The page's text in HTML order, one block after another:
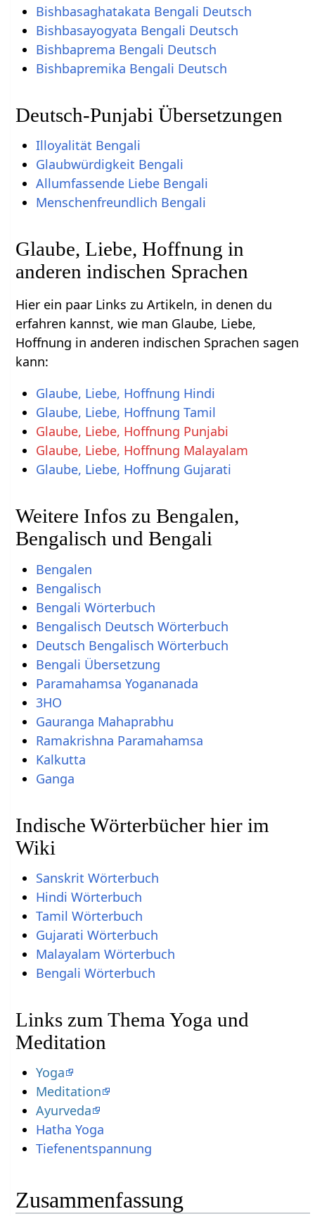
Bishbasaghatakata Bengali Deutsch
Bishbasayogyata Bengali Deutsch
Bishbaprema Bengali Deutsch
Bishbapremika Bengali Deutsch
Deutsch-Punjabi Übersetzungen
Illoyalität Bengali
Glaubwürdigkeit Bengali
Allumfassende Liebe Bengali
Menschenfreundlich Bengali
Glaube, Liebe, Hoffnung in
anderen indischen Sprachen
Hier ein paar Links zu Artikeln, in denen du
erfahren kannst, wie man Glaube, Liebe,
Hoffnung in anderen indischen Sprachen sagen
kann:
Glaube, Liebe, Hoffnung Hindi
Glaube, Liebe, Hoffnung Tamil
Glaube, Liebe, Hoffnung Punjabi
Glaube, Liebe, Hoffnung Malayalam
Glaube, Liebe, Hoffnung Gujarati
Weitere Infos zu Bengalen,
Bengalisch und Bengali
Bengalen
Bengalisch
Bengali Wörterbuch
Bengalisch Deutsch Wörterbuch
Deutsch Bengalisch Wörterbuch
Bengali Übersetzung
Paramahamsa Yogananada
3HO
Gauranga Mahaprabhu
Ramakrishna Paramahamsa
Kalkutta
Ganga
Indische Wörterbücher hier im
Wiki
Sanskrit Wörterbuch
Hindi Wörterbuch
Tamil Wörterbuch
Gujarati Wörterbuch
Malayalam Wörterbuch
Bengali Wörterbuch
Links zum Thema Yoga und
Meditation
Yoga
Meditation
Ayurveda
Hatha Yoga
Tiefenentspannung
Zusammenfassung